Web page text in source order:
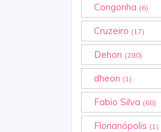
Congonha (6)
Cruzeiro (17)
Dehon (280)
dheon (1)
Fabio Silva (68)
Florianópolis (1)